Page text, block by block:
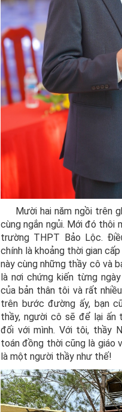
Mười hai năm ngồi trên
cùng ngắn ngủi. Mới đó thôi
trường THPT Bảo Lộc.
chính là khoảng thời gian
này cùng những thầy cô và
là nơi chứng kiến từng
của bản thân tôi và rất
trên bước đường ấy, bạn
thầy, người cô sẽ để lại ấn
đối với mình. Với tôi, thầy
toán đồng thời cũng là giáo
là một người thầy như thế!